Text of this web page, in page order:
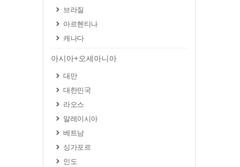
브라질
아르헨티나
캐나다
아시아+오세아니아
대만
대한민국
라오스
말레이시아
베트남
싱가포르
인도